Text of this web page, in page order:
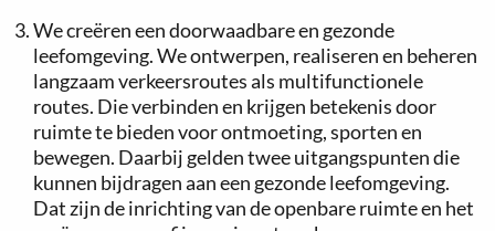
We creëren een doorwaadbare en gezonde
leefomgeving. We ontwerpen, realiseren en beheren
langzaam verkeersroutes als multifunctionele
routes. Die verbinden en krijgen betekenis door
ruimte te bieden voor ontmoeting, sporten en
bewegen. Daarbij gelden twee uitgangspunten die
kunnen bijdragen aan een gezonde leefomgeving.
Dat zijn de inrichting van de openbare ruimte en het